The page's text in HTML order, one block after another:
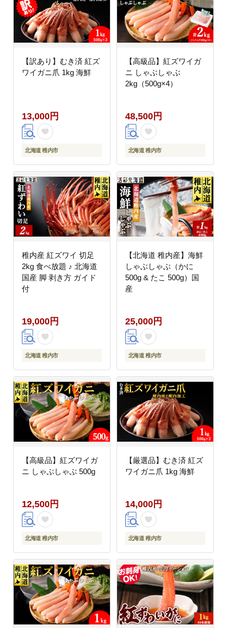
【訳あり】むき済 紅ズ
ワイガニ爪 1kg 海鮮
13,000円
北海道 稚内市
【高級品】紅ズワイガ
ニ しゃぶしゃぶ
2kg（500g×4）
48,500円
北海道 稚内市
稚内産 紅ズワイ 切足
2kg 食べ放題 ♪ 北海道
国産 脚 剥き方 ガイド
付
19,000円
北海道 稚内市
【北海道 稚内産】海鮮
しゃぶしゃぶ（かに
500g & たこ 500g）国
産
25,000円
北海道 稚内市
【高級品】紅ズワイガ
ニ しゃぶしゃぶ 500g
12,500円
北海道 稚内市
【厳選品】むき済 紅ズ
ワイガニ爪 1kg 海鮮
14,000円
北海道 稚内市